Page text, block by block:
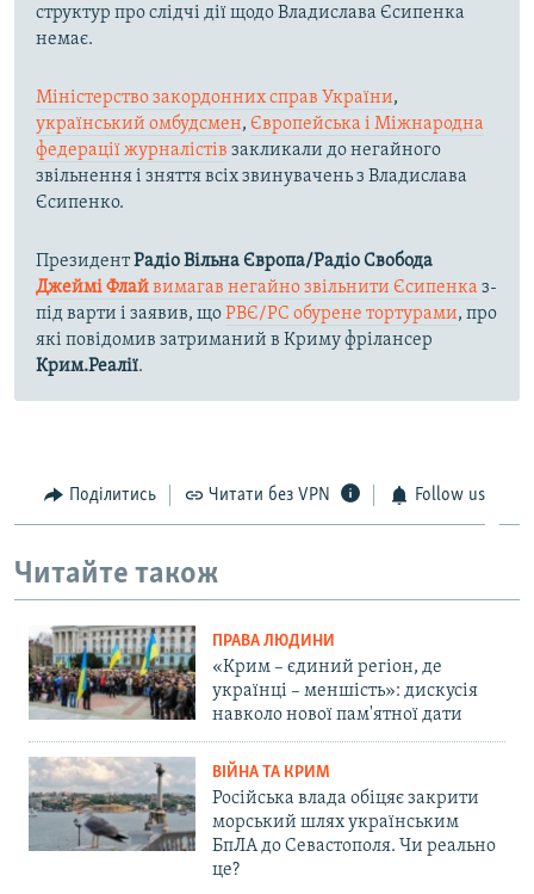
структур про слідчі дії щодо Владислава Єсипенка
немає.
Міністерство закордонних справ України,
український омбудсмен, Європейська і Міжнародна
федерації журналістів закликали до негайного
звільнення і зняття всіх звинувачень з Владислава
Єсипенко.
ПрезидентРадіо Вільна Європа/Радіо Свобода
Джеймі Флайвимагав негайно звільнити Єсипенка з-
під варти і заявив, щоРВЄ/РС обурене тортурами, про
які повідомив затриманий в Криму фрілансер
Крим.Реалії.
Поділитись Читати без VPN Follow us
Читайте також
ПРАВА ЛЮДИНИ
«Крим – єдиний регіон, де
українці – меншість»: дискусія
навколо нової пам'ятної дати
ВІЙНА ТА КРИМ
Російська влада обіцяє закрити
морський шлях українським
БпЛА до Севастополя. Чи реально
це?